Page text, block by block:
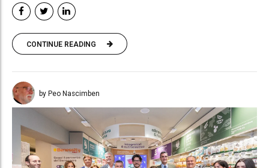
CONTINUE READING
by Peo Nascimben